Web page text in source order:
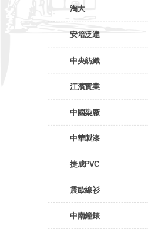
淘大
安培泛達
中央紡織
江濱實業
中國染廠
中華製漆
捷成PVC
震歐線衫
中南鐘錶